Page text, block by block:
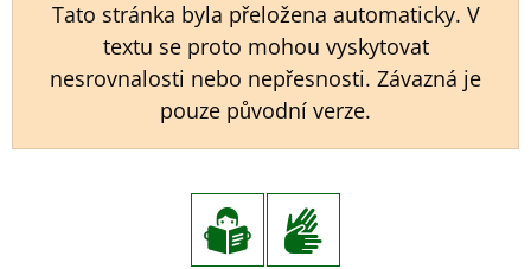
Tato stránka byla přeložena automaticky. V
textu se proto mohou vyskytovat
nesrovnalosti nebo nepřesnosti. Závazná je
pouze původní verze.